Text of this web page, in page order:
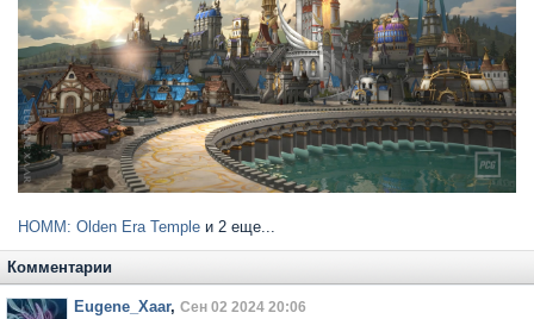
HOMM: Olden Era Temple и 2 еще...
Комментарии
Eugene_Xaar, Сен 02 2024 20:06